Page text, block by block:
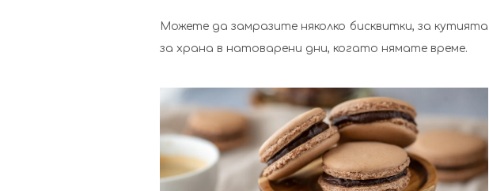
Можете да замразите няколко бисквитки, за кутията
за храна в натоварени дни, когато нямате време.